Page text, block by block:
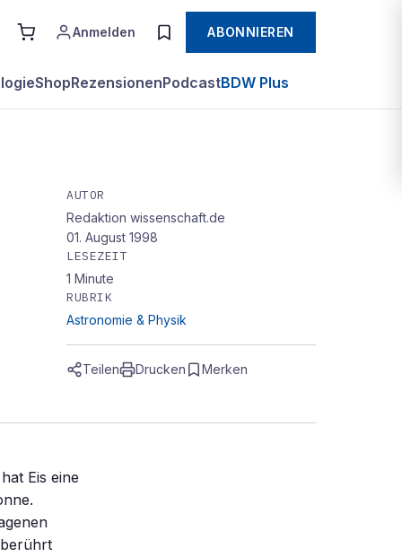
Anmelden ABONNIEREN
ShopRezensionenPodcastBDW Plus
AUTOR
Redaktion wissenschaft.de
01. August 1998
LESEZEIT
1 Minute
RUBRIK
Astronomie & Physik
Teilen Drucken Merken
Eis eine